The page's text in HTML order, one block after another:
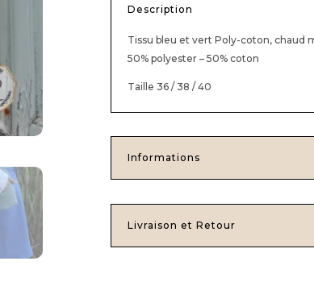
Description
Tissu bleu et vert Poly-coton, chaud
50% polyester – 50% coton
Taille 36 / 38 / 40
Informations
Livraison et Retour